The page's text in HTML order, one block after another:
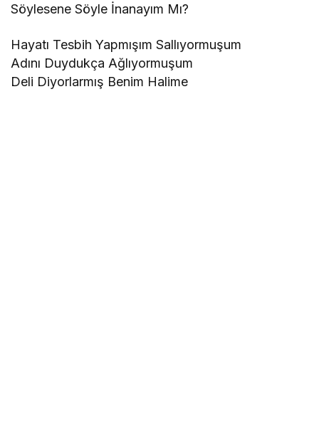
Söylesene Söyle İnanayım Mı?
Hayatı Tesbih Yapmışım Sallıyormuşum
Adını Duydukça Ağlıyormuşum
Deli Diyorlarmış Benim Halime